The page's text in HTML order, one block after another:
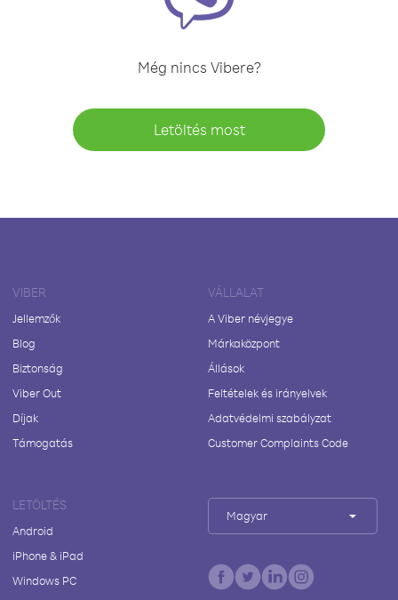
Még nincs Vibere?
Letöltés most
VIBER
Jellemzők
Blog
Biztonság
Viber Out
Díjak
Támogatás
VÁLLALAT
A Viber névjegye
Márkaközpont
Állások
Feltételek és irányelvek
Adatvédelmi szabályzat
Customer Complaints Code
LETÖLTÉS
Android
iPhone & iPad
Windows PC
Magyar